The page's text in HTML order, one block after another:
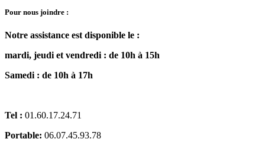
Pour nous joindre :
Notre assistance est disponible le :
mardi, jeudi et vendredi : de 10h à 15h
Samedi : de 10h à 17h
Tel : 01.60.17.24.71
Portable: 06.07.45.93.78